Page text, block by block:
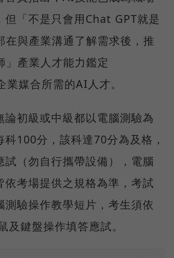
但「不是只會用Chat GPT就是
在與產業溝通了解需求後，推
」產業人才能力鑑定
業媒合所需的AI人才。
論初級或中級都以電腦測驗為
100分，該科達70分為及格，
試（勿自行攜帶設備），電腦
依考場提供之規格為準，考試
測驗操作教學短片，考生須依
及鍵盤操作填答應試。